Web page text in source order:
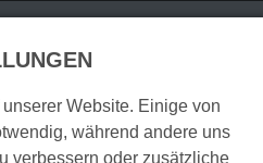
Attraktionen
Website. Einige von
während andere uns
verbessern oder zusätzliche